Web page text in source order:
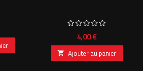
Prix
4,00 €
 Ajouter au panier